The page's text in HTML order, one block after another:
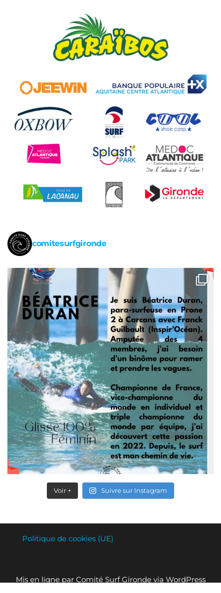
comitesurfgironde
Voir + Suivre sur Instagram
Politique de cookies (UE)
Mis en ligne par Comité Surf Gironde via WordPress